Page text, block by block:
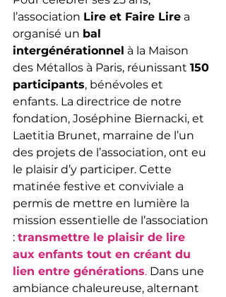
l’association Lire et Faire Lire a
organisé un bal
intergénérationnel à la Maison
des Métallos à Paris, réunissant 150
participants, bénévoles et
enfants. La directrice de notre
fondation, Joséphine Biernacki, et
Laetitia Brunet, marraine de l’un
des projets de l’association, ont eu
le plaisir d’y participer. Cette
matinée festive et conviviale a
permis de mettre en lumière la
mission essentielle de l’association
: transmettre le plaisir de lire
aux enfants tout en créant du
lien entre générations. Dans une
ambiance chaleureuse, alternant